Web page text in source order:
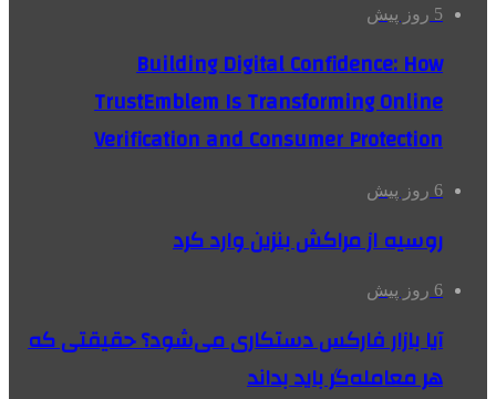
5 روز پیش
Building Digital Confidence: How
TrustEmblem Is Transforming Online
Verification and Consumer Protection
6 روز پیش
روسیه از مراکش بنزین وارد کرد
6 روز پیش
آیا بازار فارکس دستکاری می‌شود؟ حقیقتی که
هر معامله‌گر باید بداند